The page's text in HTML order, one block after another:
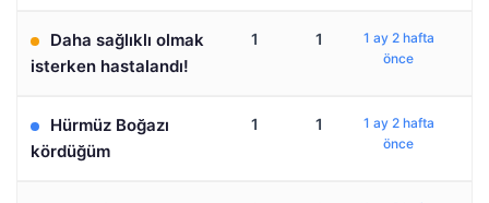
Daha sağlıklı olmak
isterken hastalandı!
1 1
1 ay 2 hafta
önce
Hürmüz Boğazı
kördüğüm
1 1
1 ay 2 hafta
önce